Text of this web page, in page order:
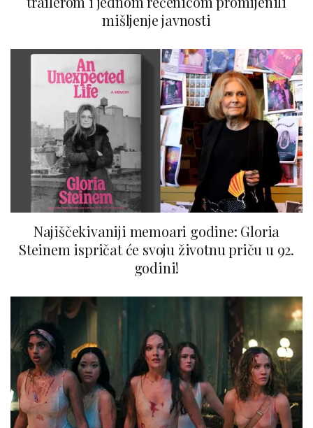
mišljenje javnosti
Najiščekivaniji memoari godine: Gloria
Steinem ispričat će svoju životnu priču u 92.
godini!